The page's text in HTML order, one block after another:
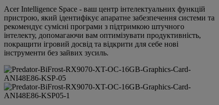
Acer Intelligence Space - ваш центр інтелектуальних функцій
пристрою, який ідентифікує апаратне забезпечення системи та
рекомендує сумісні програми з підтримкою штучного
інтелекту, допомагаючи вам оптимізувати продуктивність,
покращити ігровий досвід та відкрити для себе нові
інструменти без зайвих зусиль.